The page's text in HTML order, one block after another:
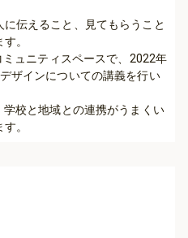
伝えること、見てもらうこと
。
ュニティスペースで、2022年
ザインについての講義を行い
校と地域との連携がうまくい
。